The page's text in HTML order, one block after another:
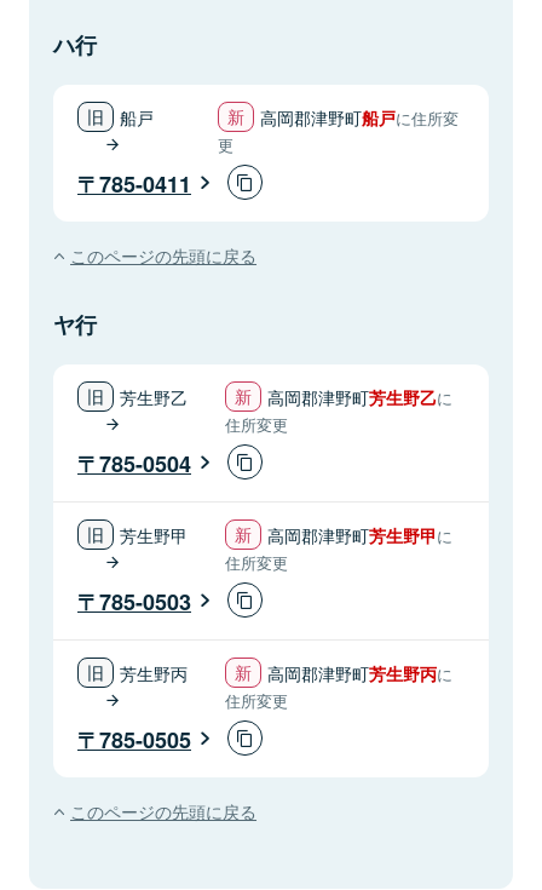
ハ行
船戸 高岡郡津野町船戸に住所変
更
785-0411
このページの先頭に戻る
ヤ行
芳生野乙 高岡郡津野町芳生野乙に
住所変更
785-0504
芳生野甲 高岡郡津野町芳生野甲に
住所変更
785-0503
芳生野丙 高岡郡津野町芳生野丙に
住所変更
785-0505
このページの先頭に戻る